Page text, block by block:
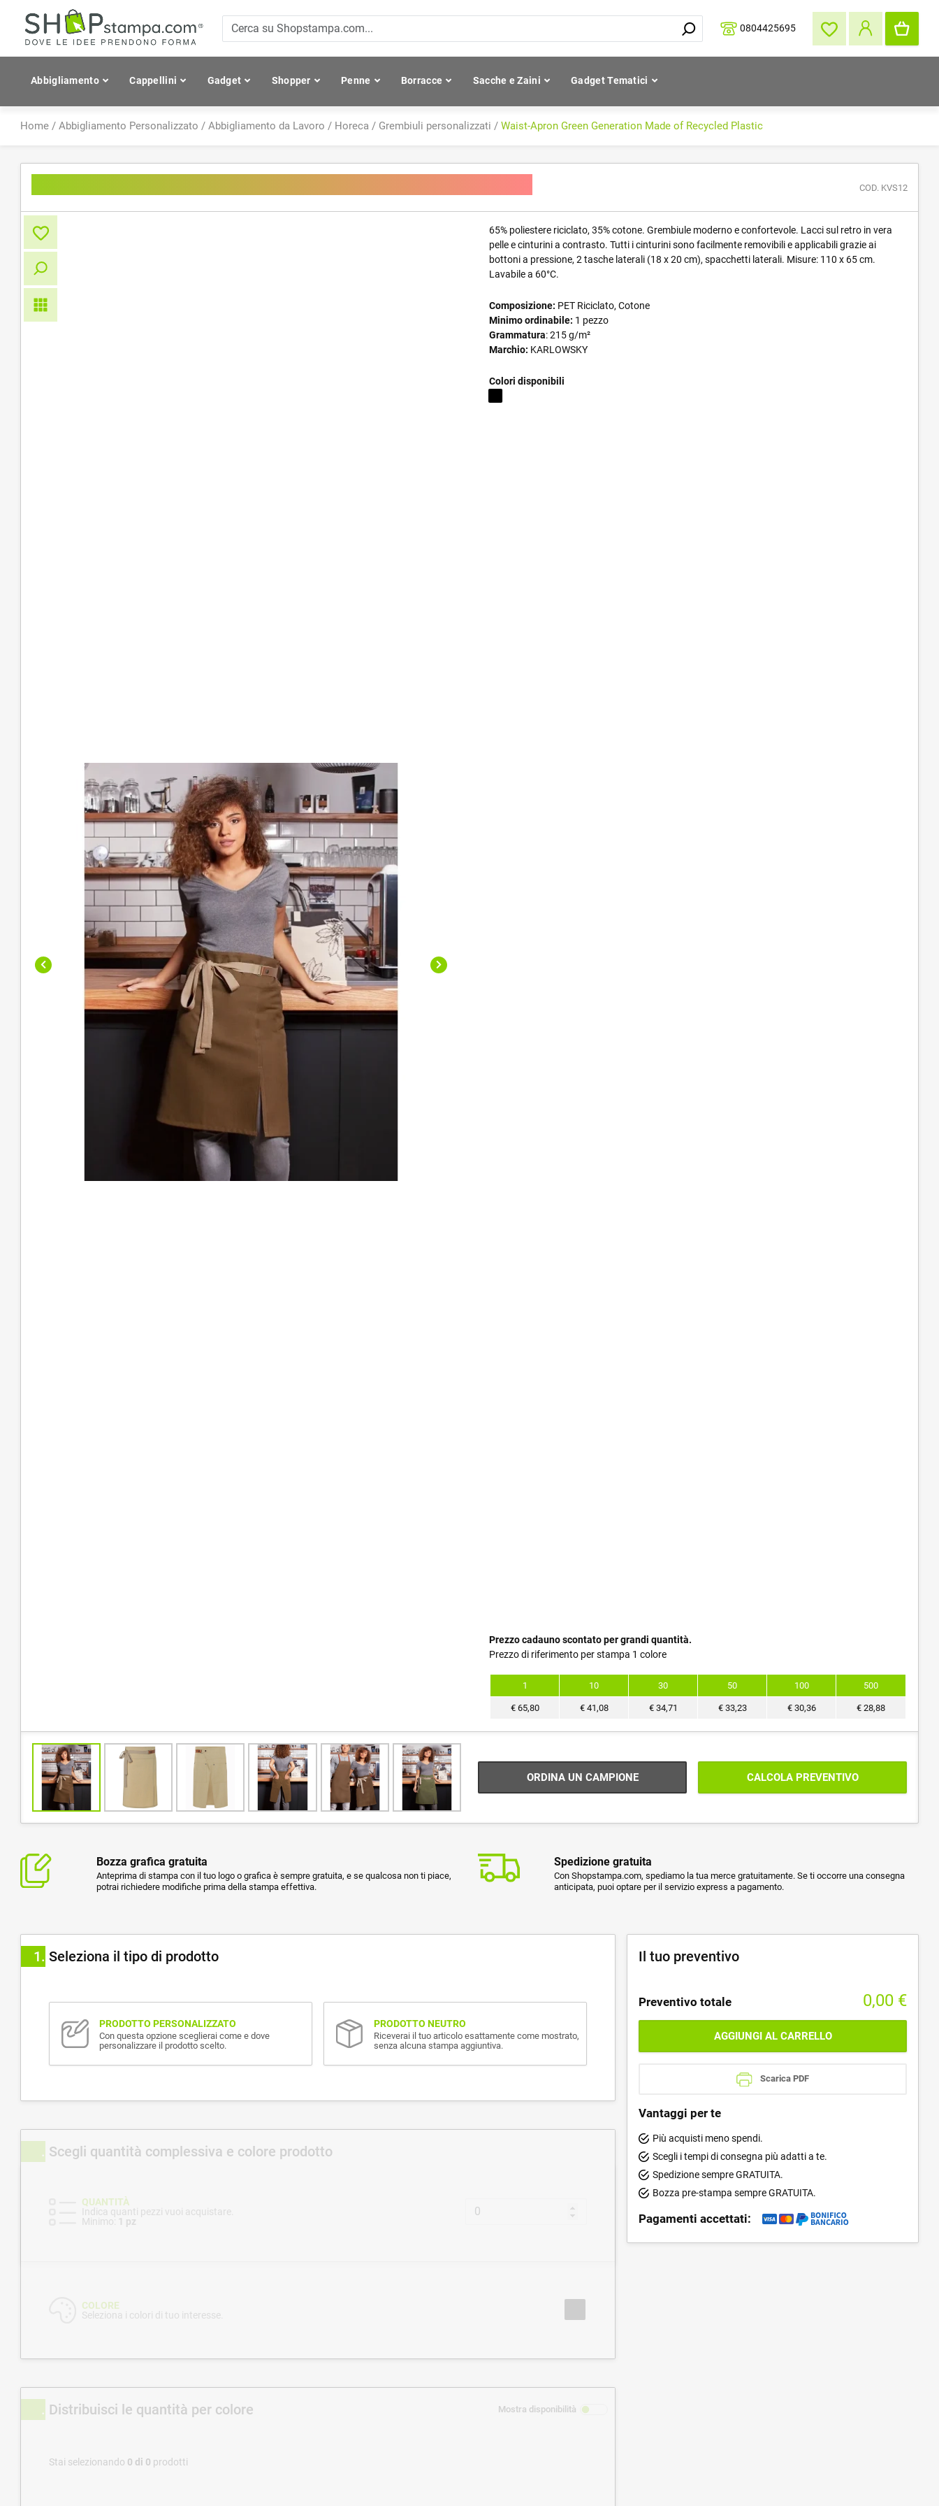
0804425695
Abbigliamento Cappellini Gadget Shopper Penne Borracce Sacche e Zaini Gadget Tematici
Home / Abbigliamento Personalizzato / Abbigliamento da Lavoro / Horeca / Grembiuli personalizzati / Waist-Apron Green Generation Made of Recycled Plastic
COD. KVS12
65% poliestere riciclato, 35% cotone. Grembiule moderno e confortevole. Lacci sul retro in vera
pelle e cinturini a contrasto. Tutti i cinturini sono facilmente removibili e applicabili grazie ai
bottoni a pressione, 2 tasche laterali (18 x 20 cm), spacchetti laterali. Misure: 110 x 65 cm.
Lavabile a 60°C.
Composizione: PET Riciclato, Cotone
Minimo ordinabile: 1 pezzo
Grammatura: 215 g/m²
Marchio: KARLOWSKY
Colori disponibili
Prezzo cadauno scontato per grandi quantità.
Prezzo di riferimento per stampa 1 colore
1 10 30 50 100 500
€ 65,80 € 41,08 € 34,71 € 33,23 € 30,36 € 28,88
ORDINA UN CAMPIONE CALCOLA PREVENTIVO
Bozza grafica gratuita
Anteprima di stampa con il tuo logo o grafica è sempre gratuita, e se qualcosa non ti piace,
potrai richiedere modifiche prima della stampa effettiva.
Spedizione gratuita
Con Shopstampa.com, spediamo la tua merce gratuitamente. Se ti occorre una consegna
anticipata, puoi optare per il servizio express a pagamento.
1 Seleziona il tipo di prodotto
PRODOTTO PERSONALIZZATO
Con questa opzione sceglierai come e dove
personalizzare il prodotto scelto.
PRODOTTO NEUTRO
Riceverai il tuo articolo esattamente come mostrato,
senza alcuna stampa aggiuntiva.
Scegli quantità complessiva e colore prodotto
QUANTITÀ
Indica quanti pezzi vuoi acquistare.
Minimo: 1 pz
COLORE
Seleziona i colori di tuo interesse.
Distribuisci le quantità per colore Mostra disponibilità
Stai selezionando 0 di 0 prodotti
Il tuo preventivo
Preventivo totale 0,00 €
AGGIUNGI AL CARRELLO
Scarica PDF
Vantaggi per te
Più acquisti meno spendi.
Scegli i tempi di consegna più adatti a te.
Spedizione sempre GRATUITA.
Bozza pre-stampa sempre GRATUITA.
Pagamenti accettati: